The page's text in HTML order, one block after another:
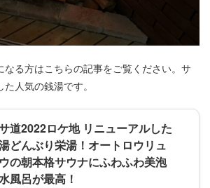
なる方はこちらの記事をご覧ください。サ
人気の銭湯です。
道2022ロケ地 リニューアルした
どんぶり栄湯！オートロウリュ
ウの朝本格サウナにふわふわ美泡
風呂が最高！